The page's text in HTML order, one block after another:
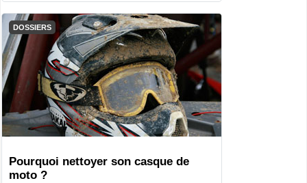
DOSSIERS
Pourquoi nettoyer son casque de
moto ?